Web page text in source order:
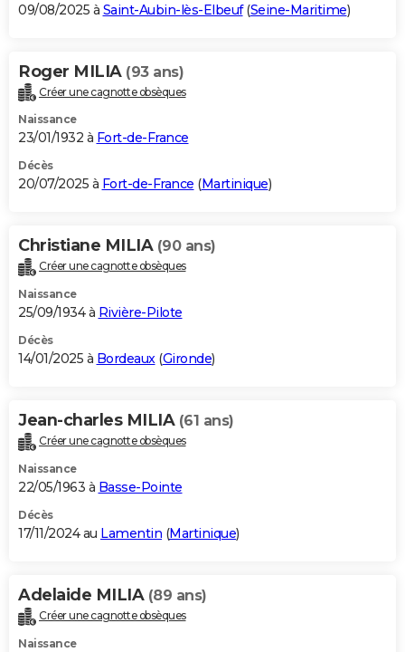
09/08/2025 à Saint-Aubin-lès-Elbeuf(Seine-Maritime)
Roger MILIA (93 ans)
Créer une cagnotte obsèques
Naissance
23/01/1932 à Fort-de-France
Décès
20/07/2025 à Fort-de-France (Martinique)
Christiane MILIA (90 ans)
Créer une cagnotte obsèques
Naissance
25/09/1934 à Rivière-Pilote
Décès
14/01/2025 à Bordeaux(Gironde)
Jean-charles MILIA (61 ans)
Créer une cagnotte obsèques
Naissance
22/05/1963 à Basse-Pointe
Décès
17/11/2024 au Lamentin (Martinique)
Adelaide MILIA (89 ans)
Créer une cagnotte obsèques
Naissance